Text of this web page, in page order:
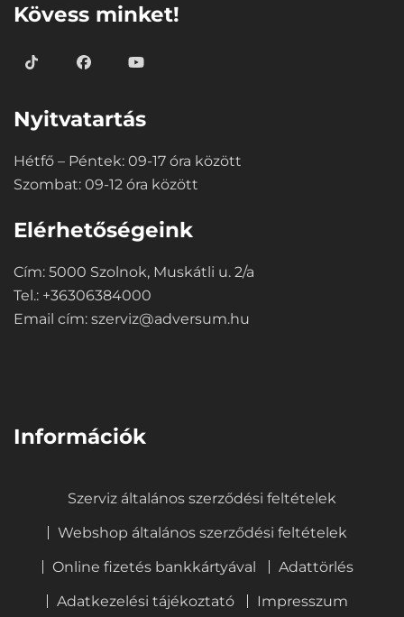
Kövess minket!
Nyitvatartás
Hétfő – Péntek: 09-17 óra között
Szombat: 09-12 óra között
Elérhetőségeink
Cím: 5000 Szolnok, Muskátli u. 2/a
Tel.: +36306384000
Email cím: szerviz@adversum.hu
Információk
Szerviz általános szerződési feltételek
Webshop általános szerződési feltételek
Online fizetés bankkártyával
Adattörlés
Adatkezelési tájékoztató
Impresszum